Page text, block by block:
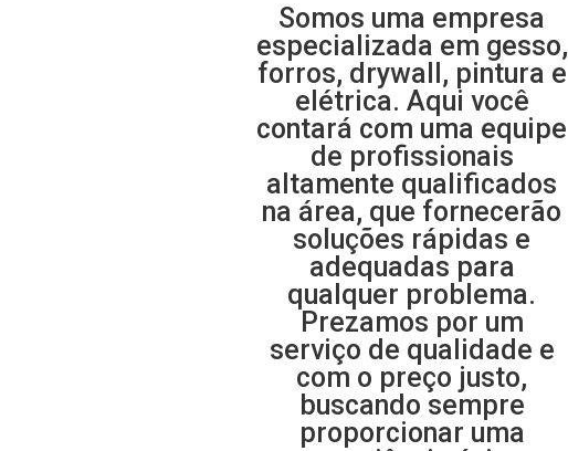
Somos uma empresa
especializada em gesso,
forros, drywall, pintura e
elétrica. Aqui você
contará com uma equipe
de profissionais
altamente qualificados
na área, que fornecerão
soluções rápidas e
adequadas para
qualquer problema.
Prezamos por um
serviço de qualidade e
com o preço justo,
buscando sempre
proporcionar uma